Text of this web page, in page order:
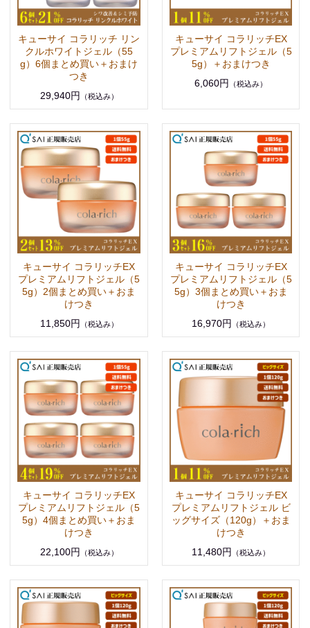
キューサイ コラリッチ リン
クルホワイトジェル（55
g）6個まとめ買い＋おまけ
つき
29,940円
（税込み）
キューサイ コラリッチEX
プレミアムリフトジェル（5
5g）＋おまけつき
6,060円
（税込み）
キューサイ コラリッチEX
プレミアムリフトジェル（5
5g）2個まとめ買い＋おま
けつき
11,850円
（税込み）
キューサイ コラリッチEX
プレミアムリフトジェル（5
5g）3個まとめ買い＋おま
けつき
16,970円
（税込み）
キューサイ コラリッチEX
プレミアムリフトジェル（5
5g）4個まとめ買い＋おま
けつき
22,100円
（税込み）
キューサイ コラリッチEX
プレミアムリフトジェル ビ
ッグサイズ（120g）＋おま
けつき
11,480円
（税込み）